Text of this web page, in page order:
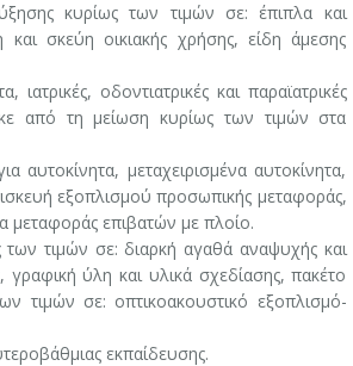
κυρίως των τιμών σε: έπιπλα και
και σκεύη οικιακής χρήσης, είδη άμεσης
οδοντιατρικές και παραϊατρικές
από τη μείωση κυρίως των τιμών στα
μεταχειρισμένα αυτοκίνητα,
εξοπλισμού προσωπικής μεταφοράς,
μεταφοράς επιβατών με πλοίο.
των τιμών σε: διαρκή αγαθά αναψυχής και
γραφική ύλη και υλικά σχεδίασης, πακέτο
τιμών σε: οπτικοακουστικό εξοπλισμό-
εκπαίδευσης.